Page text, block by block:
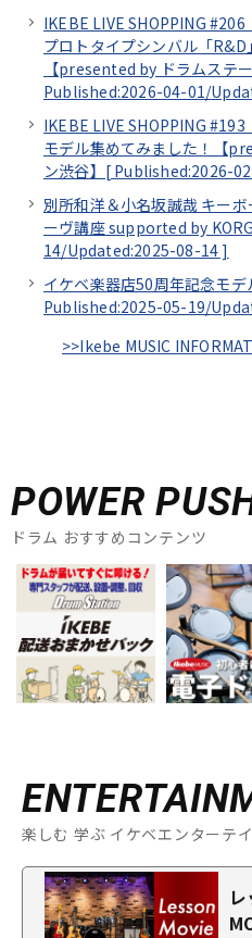
IKEBE LIVE SHOPPING
プロトタイプシンバル「R&D
【presented by ドラムステ
Published:2026-04-01/
IKEBE LIVE SHOPPING
モデル集めてみました！【
ン渋谷】[ Published:2026-
別所和洋＆小名坂誠哉 キー
ーヴ講座 supported by
14/Updated:2025-08-14 ]
イケベ楽器店50周年記念モ
Published:2025-05-19/
>>Ikebe MUSIC
POWER
ドラム おすすめコンテンツ
楽しむ 学ぶ イケベエンターテ